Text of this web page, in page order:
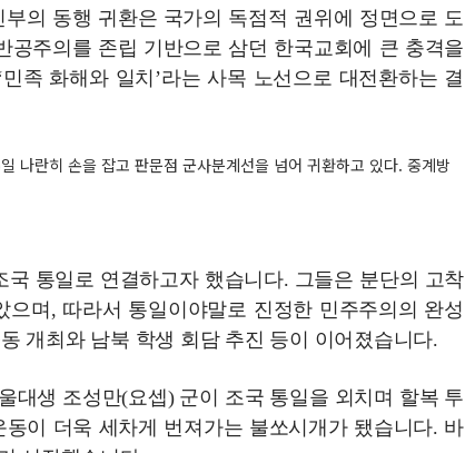
의 동행 귀환은 국가의 독점적 권위에 정면으로 도
주의를 존립 기반으로 삼던 한국교회에 큰 충격을
족 화해와 일치’라는 사목 노선으로 대전환하는 결
나란히 손을 잡고 판문점 군사분계선을 넘어 귀환하고 있다. 중계방
통일로 연결하고자 했습니다. 그들은 분단의 고착
며, 따라서 통일이야말로 진정한 민주주의의 완성
개최와 남북 학생 회담 추진 등이 이어졌습니다.
대생 조성만(요셉) 군이 조국 통일을 외치며 할복 투
이 더욱 세차게 번져가는 불쏘시개가 됐습니다. 바